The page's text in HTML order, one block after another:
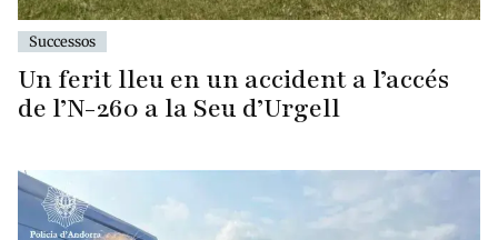
Successos
Un ferit lleu en un accident a l’accés
de l’N-260 a la Seu d’Urgell